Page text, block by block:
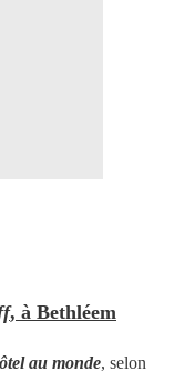
, à Bethléem
au monde, selon